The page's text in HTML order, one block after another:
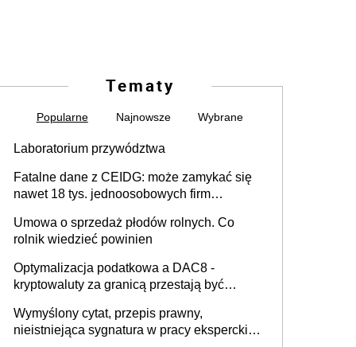
Tematy
Popularne Najnowsze Wybrane
Laboratorium przywództwa
Fatalne dane z CEIDG: może zamykać się
nawet 18 tys. jednoosobowych firm
Umowa o sprzedaż płodów rolnych. Co
rolnik wiedzieć powinien
Optymalizacja podatkowa a DAC8 -
kryptowaluty za granicą przestają być
Wymyślony cytat, przepis prawny,
nieistniejąca sygnatura w pracy eksperckiej -